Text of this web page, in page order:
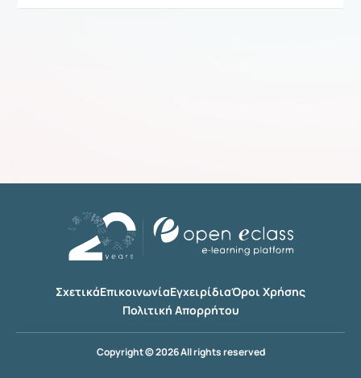
ΣχετικάΕπικοινωνίαΕγχειρίδιαΌροι Χρήσης
Πολιτική Απορρήτου
Copyright © 2026 All rights reserved